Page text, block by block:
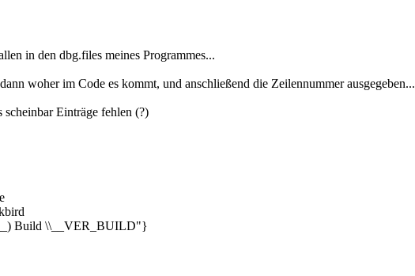
in den dbg.files meines Programmes...
woher im Code es kommt, und anschließend die Zeilennummer ausgegeben...
scheinbar Einträge fehlen (?)
Build \\__VER_BUILD"}